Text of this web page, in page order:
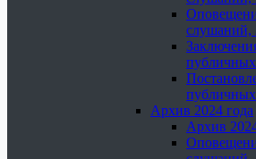
слушаний,
Архив 2024 года
Архив